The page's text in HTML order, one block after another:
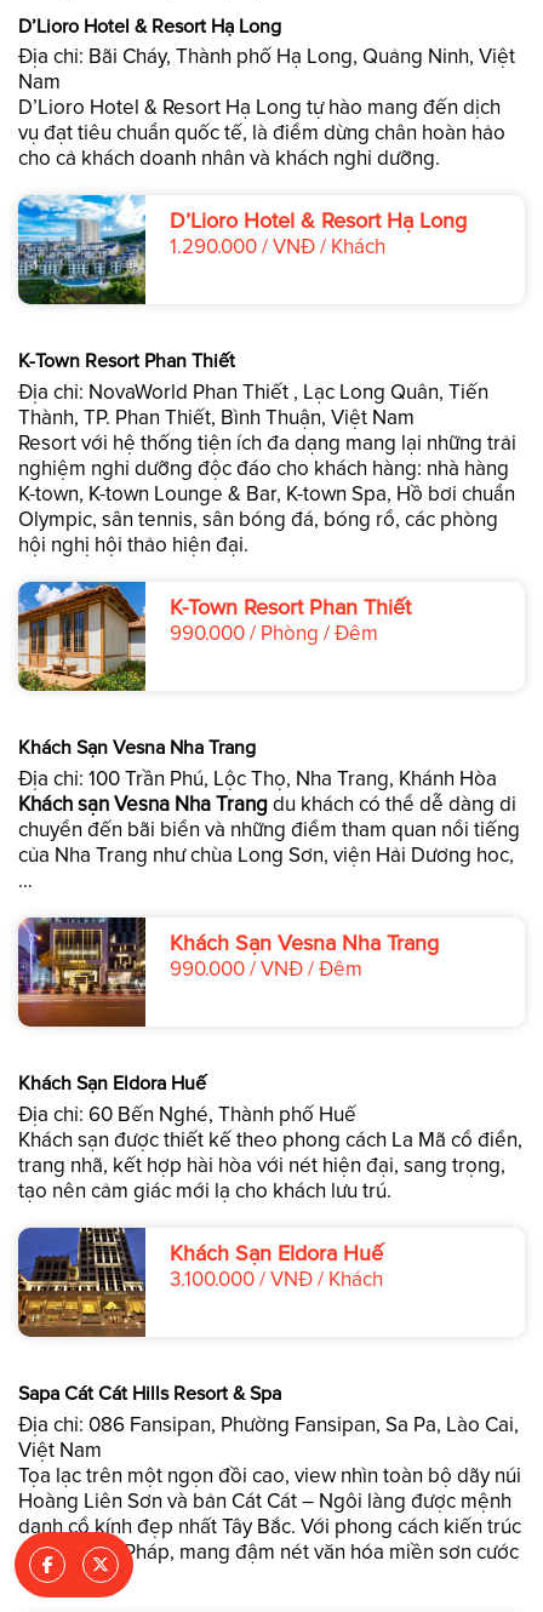
D’Lioro Hotel & Resort Hạ Long
Địa chỉ: Bãi Cháy, Thành phố Hạ Long, Quảng Ninh, Việt
Nam
D’Lioro Hotel & Resort Hạ Long tự hào mang đến dịch
vụ đạt tiêu chuẩn quốc tế, là điểm dừng chân hoàn hảo
cho cả khách doanh nhân và khách nghỉ dưỡng.
D’Lioro Hotel & Resort Hạ Long
1.290.000 / VNĐ / Khách
K-Town Resort Phan Thiết
Địa chỉ: NovaWorld Phan Thiết , Lạc Long Quân, Tiến
Thành, TP. Phan Thiết, Bình Thuận, Việt Nam
Resort với hệ thống tiện ích đa dạng mang lại những trải
nghiệm nghỉ dưỡng độc đáo cho khách hàng: nhà hàng
K-town, K-town Lounge & Bar, K-town Spa, Hồ bơi chuẩn
Olympic, sân tennis, sân bóng đá, bóng rổ, các phòng
hội nghị hội thảo hiện đại.
K-Town Resort Phan Thiết
990.000 / Phòng / Đêm
Khách Sạn Vesna Nha Trang
Địa chỉ: 100 Trần Phú, Lộc Thọ, Nha Trang, Khánh Hòa
Khách sạn Vesna Nha Trangdu khách có thể dễ dàng di
chuyển đến bãi biển và những điểm tham quan nổi tiếng
của Nha Trang như chùa Long Sơn, viện Hải Dương hoc,
…
Khách Sạn Vesna Nha Trang
990.000 / VNĐ / Đêm
Khách Sạn Eldora Huế
Địa chỉ: 60 Bến Nghé, Thành phố Huế
Khách sạn được thiết kế theo phong cách La Mã cổ điển,
trang nhã, kết hợp hài hòa với nét hiện đại, sang trọng,
tạo nên cảm giác mới lạ cho khách lưu trú.
Khách Sạn Eldora Huế
3.100.000 / VNĐ / Khách
Sapa Cát Cát Hills Resort & Spa
Địa chỉ: 086 Fansipan, Phường Fansipan, Sa Pa, Lào Cai,
Việt Nam
Tọa lạc trên một ngọn đồi cao, view nhìn toàn bộ dãy núi
Hoàng Liên Sơn và bản Cát Cát – Ngôi làng được mệnh
danh cổ kính đẹp nhất Tây Bắc. Với phong cách kiến trúc
cổ kính của Pháp, mang đậm nét văn hóa miền sơn cước
SaPa.